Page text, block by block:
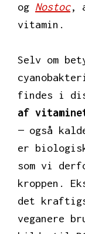
og Nostoc,
vitamin.
Selv om
findes i
af
— også
er
som vi
kroppen.
det
veganere